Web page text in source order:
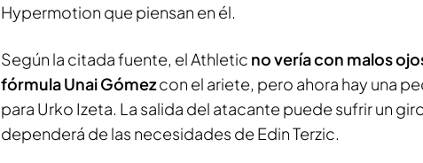
Hypermotion que piensan en él.
Según la citada fuente, el Athletic no vería con malos
fórmula Unai Gómezcon el ariete, pero ahora hay una
para Urko Izeta. La salida del atacante puede sufrir un
dependerá de las necesidades de Edin Terzic.